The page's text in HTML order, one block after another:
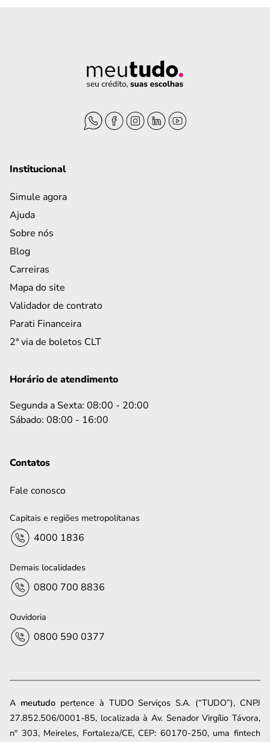
Institucional
Simule agora
Ajuda
Sobre nós
Blog
Carreiras
Mapa do site
Validador de contrato
Parati Financeira
2ª via de boletos CLT
Horário de atendimento
Segunda a Sexta: 08:00 - 20:00
Sábado: 08:00 - 16:00
Contatos
Fale conosco
Capitais e regiões metropolitanas
4000 1836
Demais localidades
0800 700 8836
Ouvidoria
0800 590 0377
A meutudopertence à TUDO Serviços S.A. (“TUDO”), CNPJ
27.852.506/0001-85, localizada à Av. Senador Virgílio Távora,
nº 303, Meireles, Fortaleza/CE, CEP: 60170-250, uma fintech